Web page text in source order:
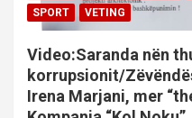
SPORT
VETING
Video:Saranda nën
korrupsionit/
Irena Marjani, mer